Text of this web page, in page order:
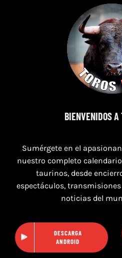
7 de agosto de 2026
BIENVENIDOS A
Sumérgete en el
nuestro completo
taurinos, desde
espectáculos,
noticias del
DESCARGA
ANDROID